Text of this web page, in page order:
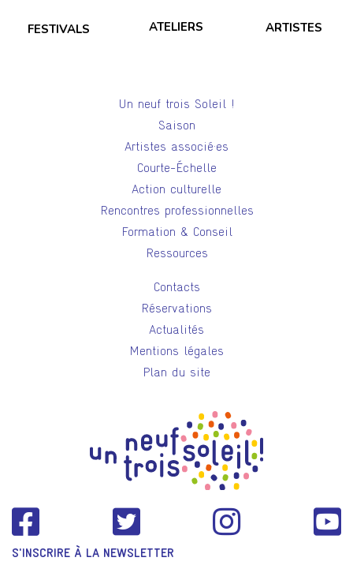
FESTIVALS ATELIERS ARTISTES
Un neuf trois Soleil !
Saison
Artistes associé·es
Courte-Échelle
Action culturelle
Rencontres professionnelles
Formation & Conseil
Ressources
Contacts
Réservations
Actualités
Mentions légales
Plan du site
S'INSCRIRE À LA NEWSLETTER